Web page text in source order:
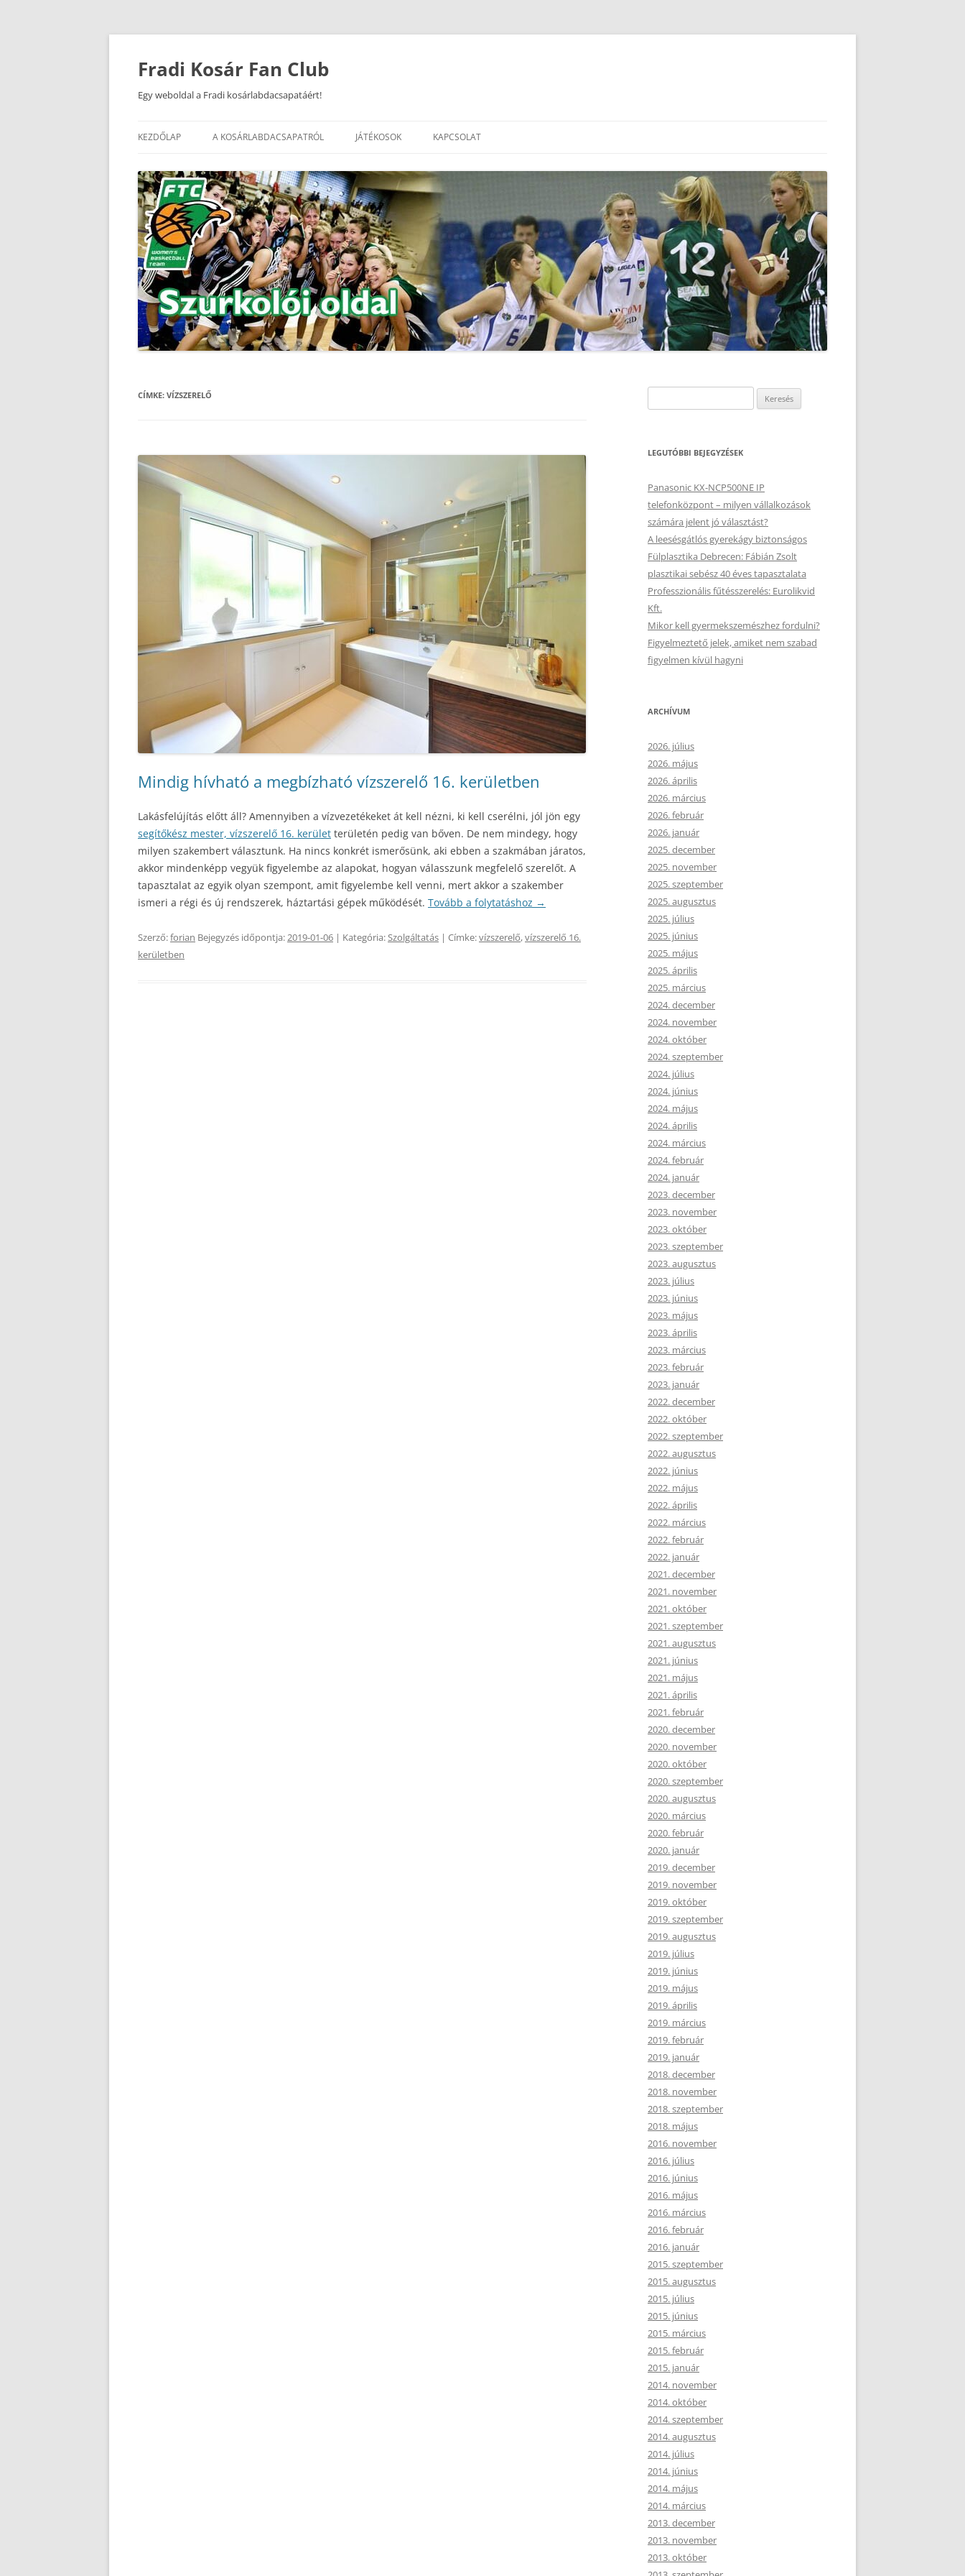
Kilépés
tartalomba
Fradi Kosár Fan Club
Egy weboldal a Fradi kosárlabdacsapatáért!
KEZDŐLAP A KOSÁRLABDACSAPATRÓL JÁTÉKOSOK KAPCSOLAT
CÍMKE: VÍZSZERELŐ
Mindig hívható a megbízható vízszerelő 16. kerületben
Lakásfelújítás előtt áll? Amennyiben a vízvezetékeket át kell nézni, ki kell cserélni, jól jön egy
segítőkész mester, vízszerelő 16. kerület területén pedig van bőven. De nem mindegy, hogy
milyen szakembert választunk. Ha nincs konkrét ismerősünk, aki ebben a szakmában járatos,
akkor mindenképp vegyük figyelembe az alapokat, hogyan válasszunk megfelelő szerelőt. A
tapasztalat az egyik olyan szempont, amit figyelembe kell venni, mert akkor a szakember
ismeri a régi és új rendszerek, háztartási gépek működését. Tovább a folytatáshoz →
Szerző:forian Bejegyzés időpontja:2019-01-06 | Kategória:Szolgáltatás | Címke:vízszerelő,vízszerelő 16.
kerületben
LEGUTÓBBI BEJEGYZÉSEK
Panasonic KX-NCP500NE IP
telefonközpont – milyen vállalkozások
számára jelent jó választást?
A leesésgátlós gyerekágy biztonságos
Fülplasztika Debrecen: Fábián Zsolt
plasztikai sebész 40 éves tapasztalata
Professzionális fűtésszerelés: Eurolikvid
Kft.
Mikor kell gyermekszemészhez fordulni?
Figyelmeztető jelek, amiket nem szabad
figyelmen kívül hagyni
ARCHÍVUM
2026. július
2026. május
2026. április
2026. március
2026. február
2026. január
2025. december
2025. november
2025. szeptember
2025. augusztus
2025. július
2025. június
2025. május
2025. április
2025. március
2024. december
2024. november
2024. október
2024. szeptember
2024. július
2024. június
2024. május
2024. április
2024. március
2024. február
2024. január
2023. december
2023. november
2023. október
2023. szeptember
2023. augusztus
2023. július
2023. június
2023. május
2023. április
2023. március
2023. február
2023. január
2022. december
2022. október
2022. szeptember
2022. augusztus
2022. június
2022. május
2022. április
2022. március
2022. február
2022. január
2021. december
2021. november
2021. október
2021. szeptember
2021. augusztus
2021. június
2021. május
2021. április
2021. február
2020. december
2020. november
2020. október
2020. szeptember
2020. augusztus
2020. március
2020. február
2020. január
2019. december
2019. november
2019. október
2019. szeptember
2019. augusztus
2019. július
2019. június
2019. május
2019. április
2019. március
2019. február
2019. január
2018. december
2018. november
2018. szeptember
2018. május
2016. november
2016. július
2016. június
2016. május
2016. március
2016. február
2016. január
2015. szeptember
2015. augusztus
2015. július
2015. június
2015. március
2015. február
2015. január
2014. november
2014. október
2014. szeptember
2014. augusztus
2014. július
2014. június
2014. május
2014. március
2013. december
2013. november
2013. október